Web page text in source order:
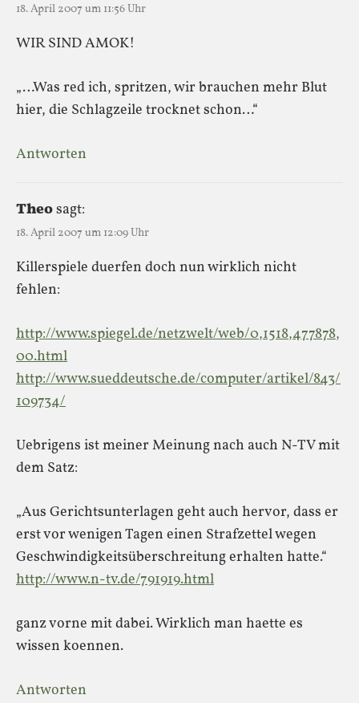
18. April 2007 um 11:56 Uhr
WIR SIND AMOK!
„…Was red ich, spritzen, wir brauchen mehr Blut
hier, die Schlagzeile trocknet schon…“
Antworten
Theosagt:
18. April 2007 um 12:09 Uhr
Killerspiele duerfen doch nun wirklich nicht
fehlen:
http://www.spiegel.de/netzwelt/web/0,1518,477878,
00.html
http://www.sueddeutsche.de/computer/artikel/843/
109734/
Uebrigens ist meiner Meinung nach auch N-TV mit
dem Satz:
„Aus Gerichtsunterlagen geht auch hervor, dass er
erst vor wenigen Tagen einen Strafzettel wegen
Geschwindigkeitsüberschreitung erhalten hatte.“
http://www.n-tv.de/791919.html
ganz vorne mit dabei. Wirklich man haette es
wissen koennen.
Antworten